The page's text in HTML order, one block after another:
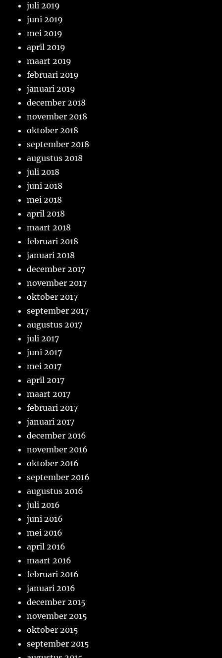
juli 2019
juni 2019
mei 2019
april 2019
maart 2019
februari 2019
januari 2019
december 2018
november 2018
oktober 2018
september 2018
augustus 2018
juli 2018
juni 2018
mei 2018
april 2018
maart 2018
februari 2018
januari 2018
december 2017
november 2017
oktober 2017
september 2017
augustus 2017
juli 2017
juni 2017
mei 2017
april 2017
maart 2017
februari 2017
januari 2017
december 2016
november 2016
oktober 2016
september 2016
augustus 2016
juli 2016
juni 2016
mei 2016
april 2016
maart 2016
februari 2016
januari 2016
december 2015
november 2015
oktober 2015
september 2015